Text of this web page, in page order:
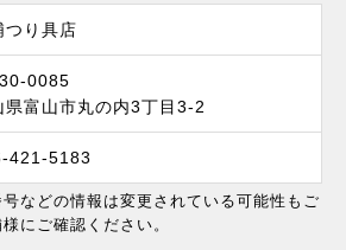
つり具店
0085
県富山市丸の内3丁目3-2
421-5183
などの情報は変更されている可能性もご
にご確認ください。